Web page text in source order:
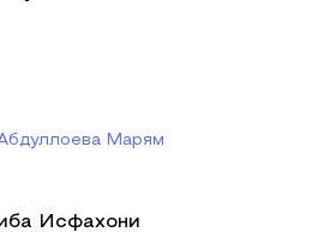
Марям
Исфахони